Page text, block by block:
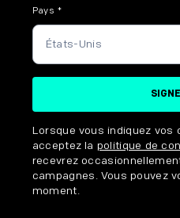
Pays *
Lorsque vous indiquez vos
acceptez la politique de
recevrez
campagnes. Vous pouvez
moment.